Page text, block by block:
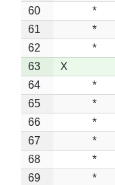
60
*
61
*
62
*
63
X
64
*
65
*
66
*
67
*
68
*
69
*